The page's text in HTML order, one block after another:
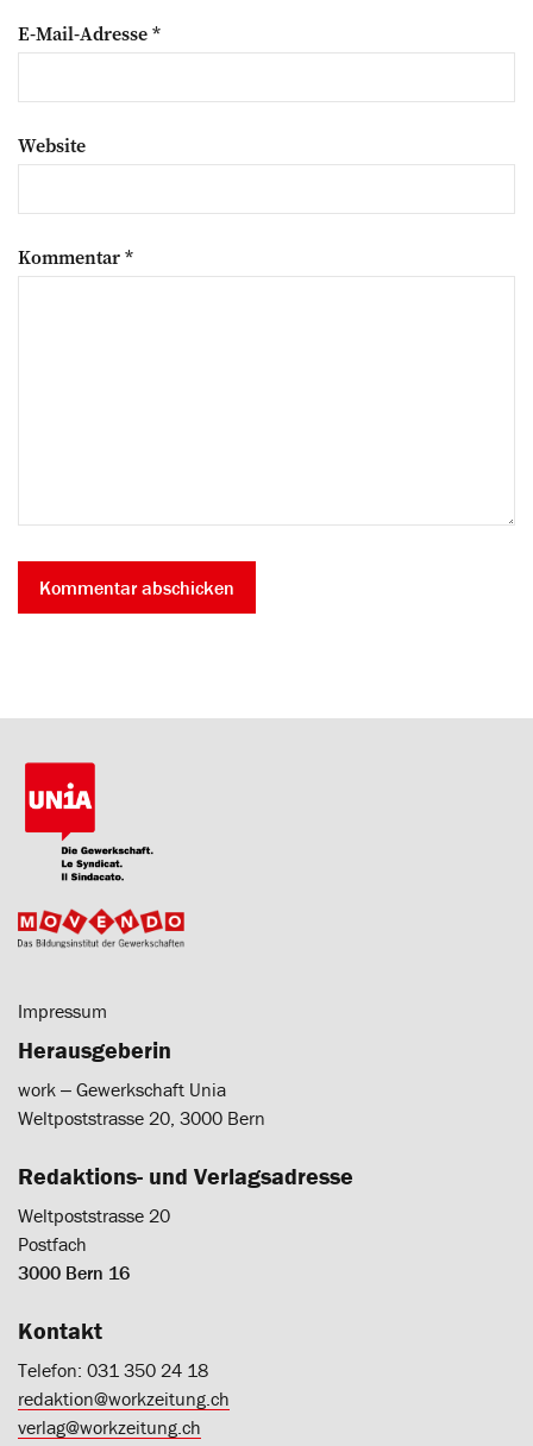
E-Mail-Adresse*
Website
Kommentar*
Impressum
Herausgeberin
work ‒ Gewerkschaft Unia
Weltpoststrasse 20, 3000 Bern
Redaktions- und Verlagsadresse
Weltpoststrasse 20
Postfach
3000 Bern 16
Kontakt
Telefon: 031 350 24 18
redaktion@workzeitung.ch
verlag@workzeitung.ch